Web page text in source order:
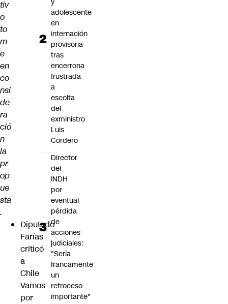
tiv
o
to
m
e
en
co
nsi
de
ra
ció
n
la
pr
op
ue
sta
.
Diputado
Farías
criticó
a
Chile
Vamos
por
adolescente
en
internación
provisoria
tras
encerrona
frustrada
a
escolta
del
exministro
Luis
Cordero
Director
del
INDH
por
eventual
pérdida
de
acciones
judiciales:
"Sería
francamente
un
retroceso
importante"